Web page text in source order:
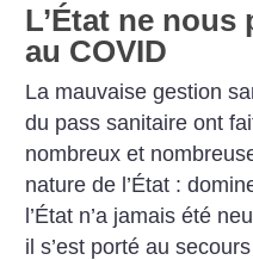
L’État ne nous
au COVID
La mauvaise gestion
du pass sanitaire ont
nombreux et
nature de l’État :
l’État n’a jamais été
il s’est porté au